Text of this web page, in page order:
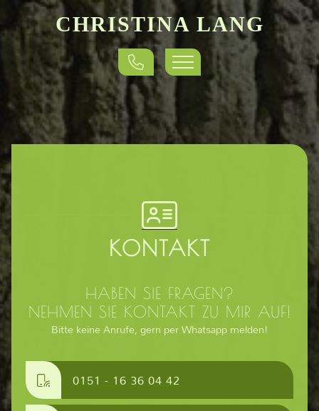
CHRISTINA LANG
KONTAKT
HABEN SIE FRAGEN?
NEHMEN SIE KONTAKT ZU MIR AUF!
Bitte keine Anrufe, gern per Whatsapp melden!
0151 - 16 36 04 42